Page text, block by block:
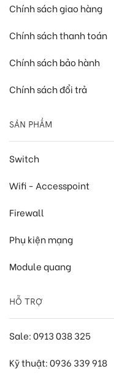
Chính sách giao hàng
Chính sách thanh toán
Chính sách bảo hành
Chính sách đổi trả
SẢN PHẨM
Switch
Wifi - Accesspoint
Firewall
Phụ kiện mạng
Module quang
HỖ TRỢ
Sale: 0913 038 325
Kỹ thuật: 0936 339 918